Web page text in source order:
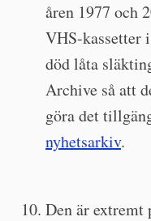
åren 1977 och
VHS-kassetter
död låta
Archive så att
göra det
nyhetsarkiv.
Den är extremt